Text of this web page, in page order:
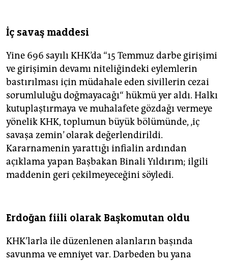
İç savaş maddesi
Yine 696 sayılı KHK’da “15 Temmuz darbe girişimi
ve girişimin devamı niteliğindeki eylemlerin
bastırılması için müdahale eden sivillerin cezai
sorumluluğu doğmayacağı“ hükmü yer aldı. Halkı
kutuplaştırmaya ve muhalafete gözdağı vermeye
yönelik KHK, toplumun büyük bölümünde, ‚iç
savaşa zemin’ olarak değerlendirildi.
Kararnamenin yarattığı infialin ardından
açıklama yapan Başbakan Binali Yıldırım; ilgili
maddenin geri çekilmeyeceğini söyledi.
Erdoğan fiili olarak Başkomutan oldu
KHK’larla ile düzenlenen alanların başında
savunma ve emniyet var. Darbeden bu yana